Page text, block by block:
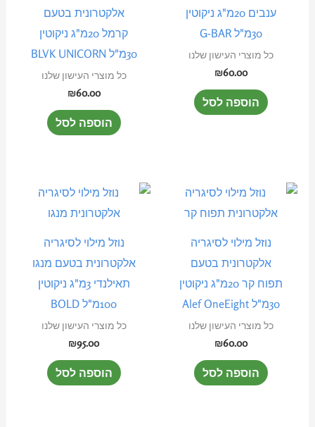
ענבים 20מ"ג ניקוטין
30מ"ל G-BAR
כל מוצרי העישון שלנו
₪60.00
הוספה לסל
אלקטרונית בטעם
קרמל 20מ"ג ניקוטין
30מ"ל BLVK UNICORN
כל מוצרי העישון שלנו
₪60.00
הוספה לסל
נוזל מילוי לסיגריה
אלקטרונית בטעם
תפוח קר 20מ"ג ניקוטין
30מ"ל Alef OneEight
כל מוצרי העישון שלנו
₪60.00
הוספה לסל
נוזל מילוי לסיגריה
אלקטרונית בטעם מנגו
תאילנדי 3מ"ג ניקוטין
100מ"ל BOLD
כל מוצרי העישון שלנו
₪95.00
הוספה לסל